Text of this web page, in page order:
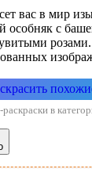
вас в мир
особняк с
розами.
в